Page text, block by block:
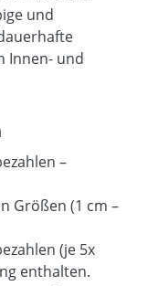
und
Innen- und
–
Größen (1 cm –
(je 5x
enthalten.